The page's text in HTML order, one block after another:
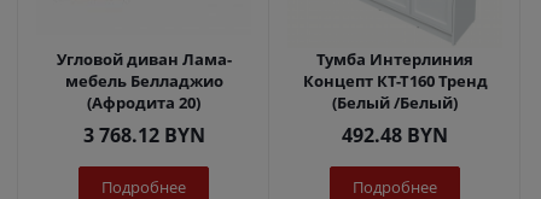
Угловой диван Лама-
мебель Белладжио
(Афродита 20)
3 768.12BYN
Подробнее
Тумба Интерлиния
Концепт КТ-Т160 Тренд
(Белый /Белый)
492.48 BYN
Подробнее